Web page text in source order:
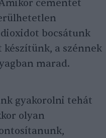
cementet
bocsátunk
a szénnek
marad.
gyakorolni tehát
olyan